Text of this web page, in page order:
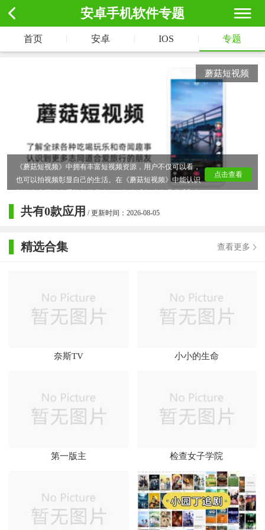
安卓手机软件专题
首页 安卓 IOS 专题
蘑菇短视频
《蘑菇短视频》中拥有丰富短视频资源，用户不仅可以看，
也可以拍视频彰显自己的生活。在《蘑菇短视频》中能认识
闻趣事，让我们了解什么样的话题是现在热门的、从而获得
更多的乐趣！
点击查看
共有0款应用 / 更新时间：2026-08-05
精选合集 查看更多
奈斯TV 小小的生命
第一版主 检查女子学院